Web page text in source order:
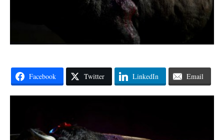
Facebook Twitter LinkedIn Email